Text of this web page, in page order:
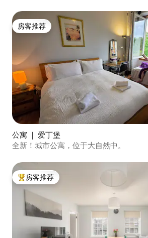
房客推荐
房客推荐
公寓 ｜ 爱丁堡
全新！城市公寓，位于大自然中。
热门「房客推荐」
房客推荐